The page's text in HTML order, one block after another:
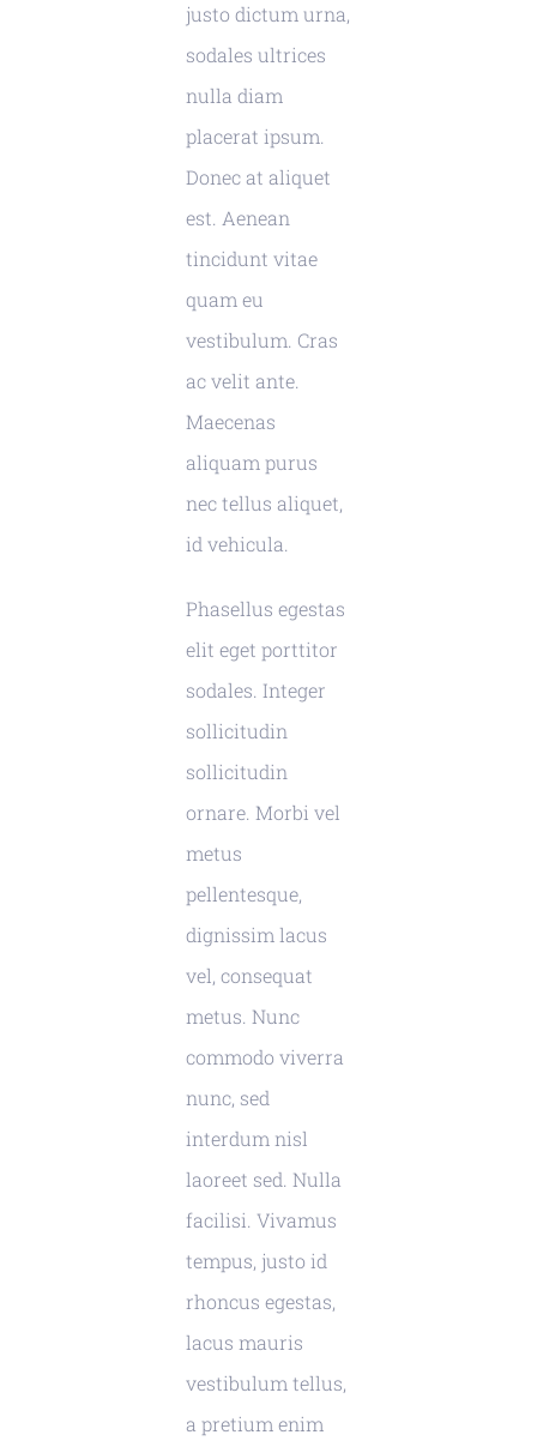
justo dictum urna,
sodales ultrices
nulla diam
placerat ipsum.
Donec at aliquet
est. Aenean
tincidunt vitae
quam eu
vestibulum. Cras
ac velit ante.
Maecenas
aliquam purus
nec tellus aliquet,
id vehicula.
Phasellus egestas
elit eget porttitor
sodales. Integer
sollicitudin
sollicitudin
ornare. Morbi vel
metus
pellentesque,
dignissim lacus
vel, consequat
metus. Nunc
commodo viverra
nunc, sed
interdum nisl
laoreet sed. Nulla
facilisi. Vivamus
tempus, justo id
rhoncus egestas,
lacus mauris
vestibulum tellus,
a pretium enim